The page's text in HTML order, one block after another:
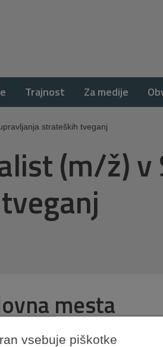
Trajnost Za medije
strateških tveganj
(m/ž) v
mesta
vsebuje piškotke